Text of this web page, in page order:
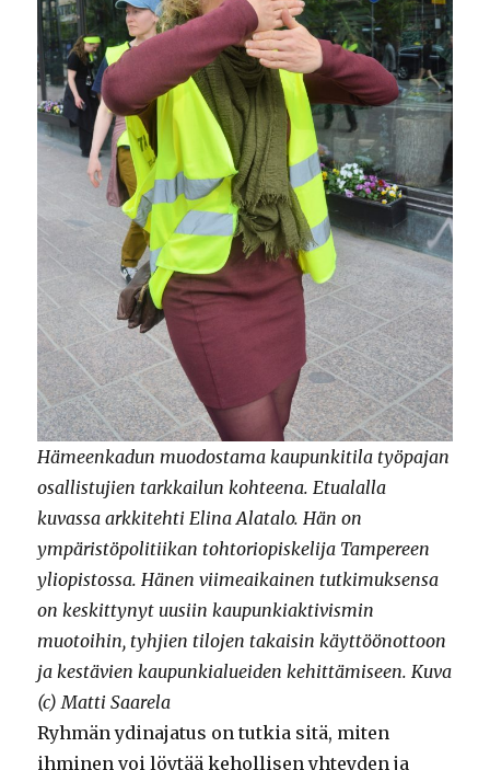
Hämeenkadun muodostama kaupunkitila työpajan
osallistujien tarkkailun kohteena. Etualalla
kuvassa arkkitehti Elina Alatalo. Hän on
ympäristöpolitiikan tohtoriopiskelija Tampereen
yliopistossa. Hänen viimeaikainen tutkimuksensa
on keskittynyt uusiin kaupunkiaktivismin
muotoihin, tyhjien tilojen takaisin käyttöönottoon
ja kestävien kaupunkialueiden kehittämiseen. Kuva
(c) Matti Saarela
Ryhmän ydinajatus on tutkia sitä, miten
ihminen voi löytää kehollisen yhteyden ja